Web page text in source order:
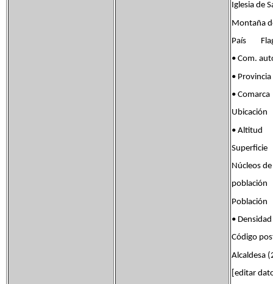
Iglesia de
Montaña
País Flag
• Com.
•
•
Ubicación
•
Núcleos de
•
Código
[editar